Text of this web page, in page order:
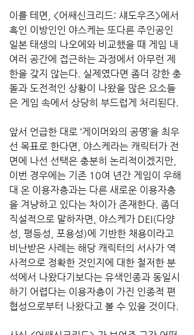
이를 테면, <어쌔신크리드: 섀도우즈>에서
흑인 이방인인 야스케는 또다른 주인공인
일본 태생의 나오에와 비교했을 때 게임 내
여러 공간에 접근하는 과정에서 아무런 제
한을 갖지 않는다. 실제였다면 좀더 강한 충
돌과 도전적인 상황이 나왔을 많은 요소들
은 게임 속에서 상당히 부드럽게 처리된다.
앞서 언급한 대로 ‘게이머와의 공명’을 최우
선 목표로 한다면, 야스케라는 캐릭터가 전
면에 나선 선택은 충분히 논리적이겠지만,
이번 경우에는 기존 10여 년간 게임이 우해
대 온 이용자층과는 다른 새로운 이용자층
을 겨냥하고 있다는 차이가 존재한다. 좀더
직설적으로 말하자면, 야스케가 DEI(다양
성, 평등성, 포용성)에 기반한 채용이라고
비난받은 사례는 해당 캐릭터의 서사가 역
사적으로 정확한 것인지에 대한 철저한 분
석에서 나왔다기보다는 유색인종과 동일시
하기 어렵다는 이용자층이 가진 인종적 편
협성으로부터 나왔다고 볼 수 있을 것이다.